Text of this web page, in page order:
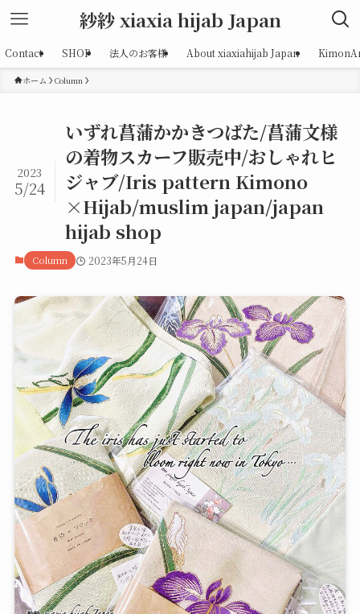
紗紗 xiaxia hijab Japan
Contact SHOP 法人のお客様 About xiaxiahijab Japan
ホーム Column
いずれ菖蒲かかきつばた/菖蒲文様
の着物スカーフ販売中/おしゃれヒ
ジャブ/Iris pattern Kimono
×Hijab/muslim japan/japan
hijab shop
2023
5/24
Column 2023年5月24日